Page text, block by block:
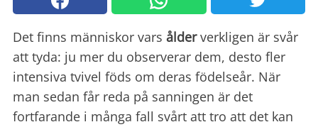
Det finns människor vars ålderverkligen är svår
att tyda: ju mer du observerar dem, desto fler
intensiva tvivel föds om deras födelseår. När
man sedan får reda på sanningen är det
fortfarande i många fall svårt att tro att det kan